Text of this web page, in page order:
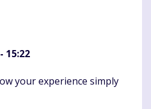
15:22
your experience simply